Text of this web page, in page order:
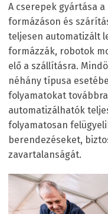
A cserepek gyártása
formázáson és
teljesen automatizált
formázzák, robotok
elő a szállításra.
néhány típusa
folyamatokat
automatizálhatók
folyamatosan
berendezéseket,
zavartalanságát.